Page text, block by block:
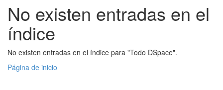
No existen entradas en el
índice
No existen entradas en el índice para "Todo DSpace".
Página de inicio